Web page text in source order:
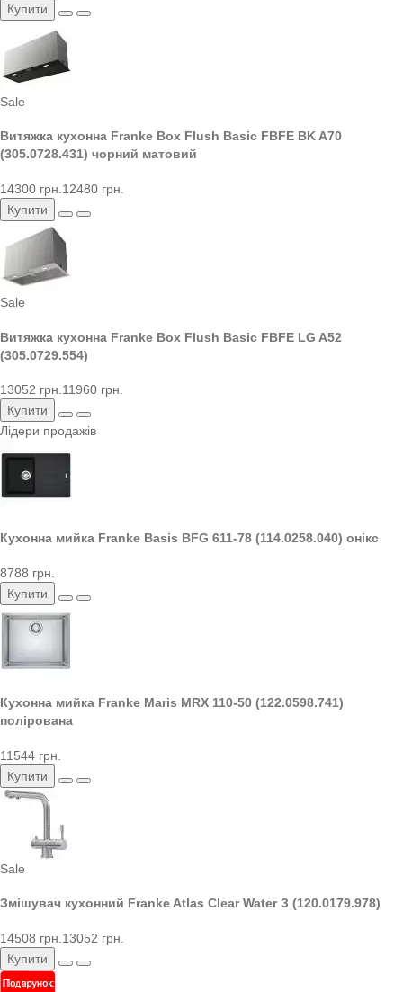
Купити
Sale
Витяжка кухонна Franke Box Flush Basic FBFE BK A70
(305.0728.431) чорний матовий
14300 грн. 12480 грн.
Купити
Sale
Витяжка кухонна Franke Box Flush Basic FBFE LG A52
(305.0729.554)
13052 грн.11960 грн.
Купити
Лідери продажів
Кухонна мийка Franke Basis BFG 611-78 (114.0258.040) онікс
8788 грн.
Купити
Кухонна мийка Franke Maris MRX 110-50 (122.0598.741)
полірована
11544 грн.
Купити
Sale
Змішувач кухонний Franke Atlas Clear Water З (120.0179.978)
14508 грн. 13052 грн.
Купити